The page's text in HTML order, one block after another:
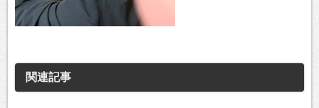
関連記事